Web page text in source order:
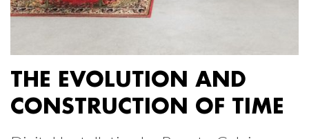
THE EVOLUTION AND
CONSTRUCTION OF TIME